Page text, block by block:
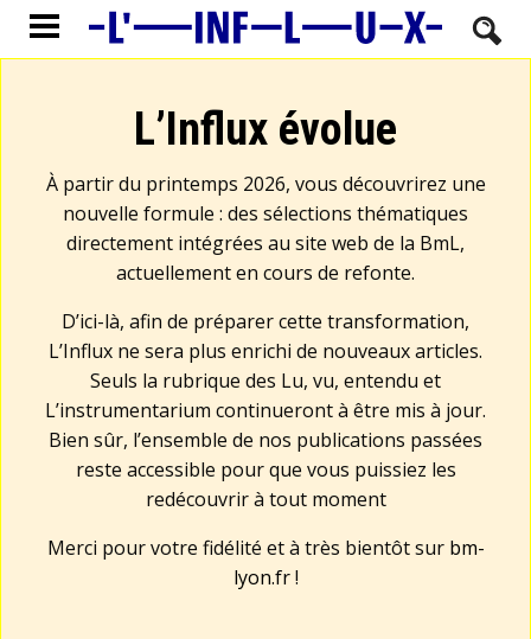
L’Influx évolue
À partir du printemps 2026, vous découvrirez une
nouvelle formule : des sélections thématiques
directement intégrées au site web de la BmL,
actuellement en cours de refonte.
D’ici-là, afin de préparer cette transformation,
L’Influx ne sera plus enrichi de nouveaux articles.
Seuls la rubrique des Lu, vu, entendu et
L’instrumentarium continueront à être mis à jour.
Bien sûr, l’ensemble de nos publications passées
reste accessible pour que vous puissiez les
redécouvrir à tout moment
Merci pour votre fidélité et à très bientôt sur bm-
lyon.fr!